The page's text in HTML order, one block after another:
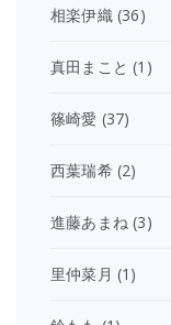
相楽伊織(36)
真田まこと (1)
篠崎愛 (37)
西葉瑞希(2)
進藤あまね (3)
里仲菜月 (1)